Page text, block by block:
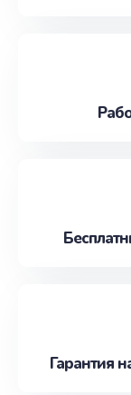
Гарантия